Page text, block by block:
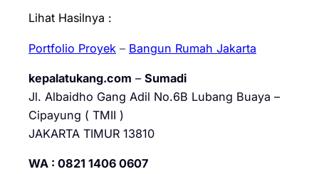
Lihat Hasilnya :
Portfolio Proyek – Bangun Rumah Jakarta
kepalatukang.com – Sumadi
Jl. Albaidho Gang Adil No.6B Lubang Buaya –
Cipayung ( TMII )
JAKARTA TIMUR 13810
WA : 0821 1406 0607